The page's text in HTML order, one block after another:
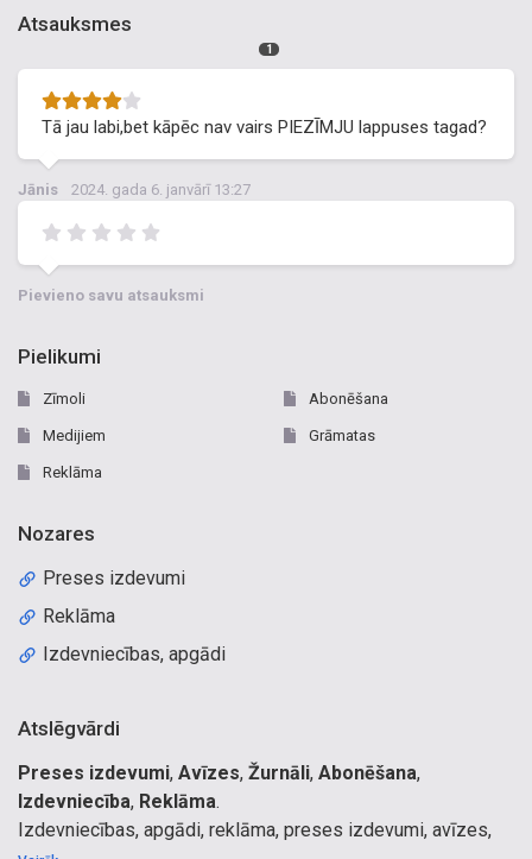
Atsauksmes
1
Tā jau labi,bet kāpēc nav vairs PIEZĪMJU lappuses tagad?
Jānis 2024. gada 6. janvārī 13:27
Pievieno savu atsauksmi
Pielikumi
Zīmoli
Medijiem
Reklāma
Abonēšana
Grāmatas
Nozares
Preses izdevumi
Reklāma
Izdevniecības, apgādi
Atslēgvārdi
Preses izdevumi, Avīzes, Žurnāli, Abonēšana,
Izdevniecība, Reklāma.
Izdevniecības, apgādi, reklāma, preses izdevumi, avīzes,